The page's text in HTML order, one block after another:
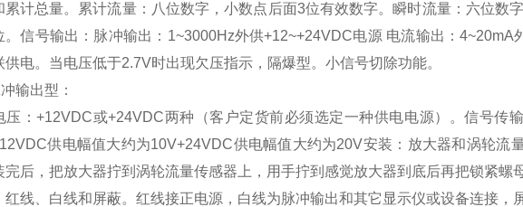
累计总量。累计流量：八位数字，小数点后面3位有效数字。瞬时流量：六位数
。信号输出：脉冲输出：1~3000Hz外供+12~+24VDC电源 电流输出：
供电。当电压低于2.7V时出现欠压指示，隔爆型。小信号切除功能。
输出型：
压：+12VDC或+24VDC两种（客户定货前必须选定一种供电电源）。信号传
供电幅值大约为10V+24VDC供电幅值大约为20V安装：放大器和涡轮流
完后，把放大器拧到涡轮流量传感器上，用手拧到感觉放大器到底后再把锁紧螺
红线、白线和屏蔽。红线接正电源，白线为脉冲输出和其它显示仪或设备连接，